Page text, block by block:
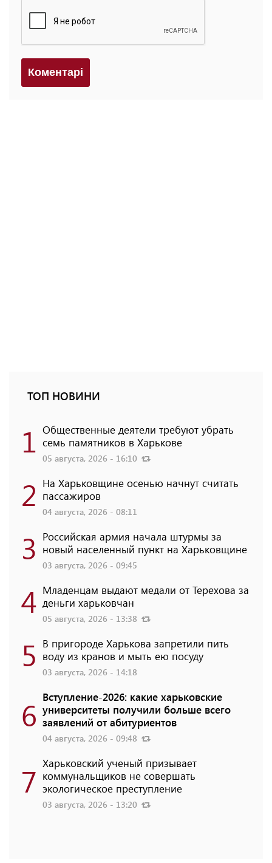
Коментарi
ТОП НОВИНИ
1 Общественные деятели требуют убрать
семь памятников в Харькове
05 августа, 2026 - 16:10
2 На Харьковщине осенью начнут считать
пассажиров
04 августа, 2026 - 08:11
3 Российская армия начала штурмы за
новый населенный пункт на Харьковщине
03 августа, 2026 - 09:45
4 Младенцам выдают медали от Терехова за
деньги харьковчан
05 августа, 2026 - 13:38
5 В пригороде Харькова запретили пить
воду из кранов и мыть ею посуду
03 августа, 2026 - 14:18
6 Вступление-2026: какие харьковские
университеты получили больше всего
заявлений от абитуриентов
04 августа, 2026 - 09:48
7 Харьковский ученый призывает
коммунальщиков не совершать
экологическое преступление
03 августа, 2026 - 13:20